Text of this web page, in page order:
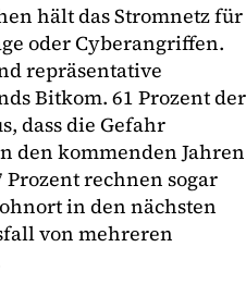
hält das Stromnetz für
oder Cyberangriffen.
repräsentative
Bitkom. 61 Prozent der
dass die Gefahr
den kommenden Jahren
rechnen sogar
in den nächsten
von mehreren